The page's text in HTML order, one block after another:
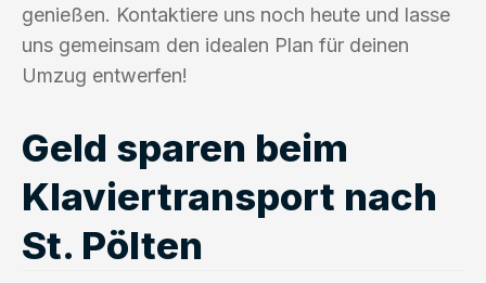
genießen. Kontaktiere uns noch heute und lasse
uns gemeinsam den idealen Plan für deinen
Umzug entwerfen!
Geld sparen beim
Klaviertransport nach
St. Pölten